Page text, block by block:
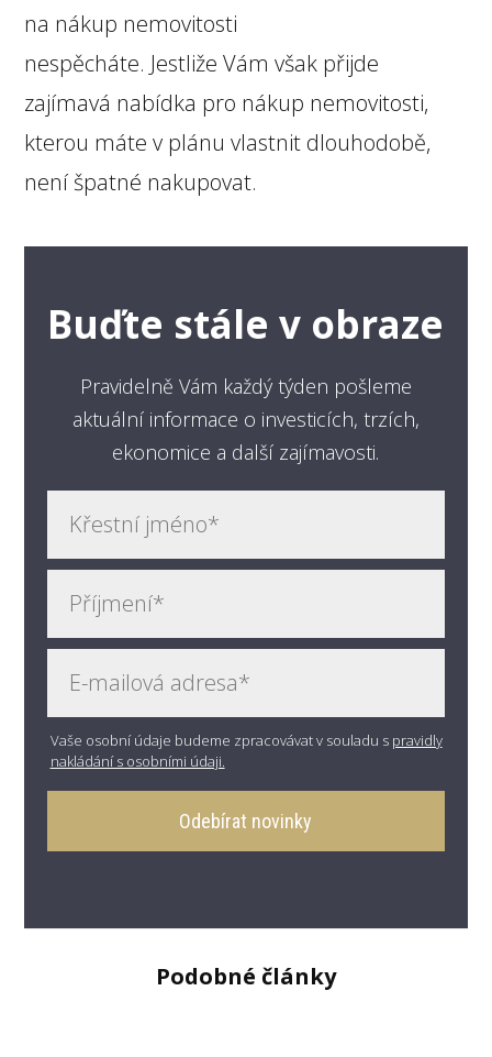
na nákup nemovitosti
nespěcháte. Jestliže Vám však přijde
zajímavá nabídka pro nákup nemovitosti,
kterou máte v plánu vlastnit dlouhodobě,
není špatné nakupovat.
Buďte stále v obraze
Pravidelně Vám každý týden pošleme
aktuální informace o investicích, trzích,
ekonomice a další zajímavosti.
Vaše osobní údaje budeme zpracovávat v souladu s pravidly
nakládání s osobními údaji.
Odebírat novinky
Podobné články